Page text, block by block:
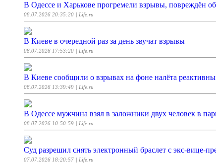
В Одессе и Харькове прогремели взрывы, повреждён
08.07.2026 20:35:20 | Life.ru
В Киеве в очередной раз за день звучат взрывы
08.07.2026 17:53:20 | Life.ru
В Киеве сообщили о взрывах на фоне налёта
08.07.2026 13:39:49 | Life.ru
В Одессе мужчина взял в заложники двух человек в
08.07.2026 10:50:59 | Life.ru
Суд разрешил снять электронный браслет с экс-вице-
07.07.2026 18:20:57 | Life.ru